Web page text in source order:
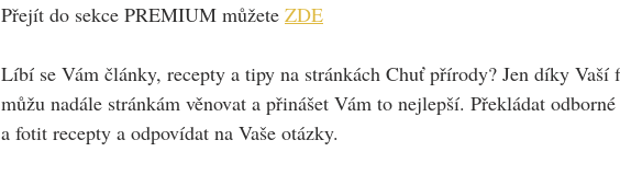
Přejít do sekce PREMIUM můžete ZDE
Líbí se Vám články, recepty a tipy na stránkách Chuť přírody? Jen díky Vaší
můžu nadále stránkám věnovat a přinášet Vám to nejlepší. Překládat
a fotit recepty a odpovídat na Vaše otázky.